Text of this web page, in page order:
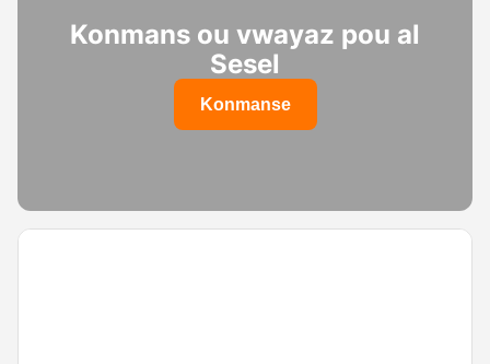
Konmans ou vwayaz pou al
Sesel
Konmanse